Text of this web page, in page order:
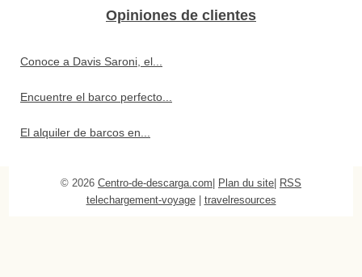
Opiniones de clientes
Conoce a Davis Saroni, el...
Encuentre el barco perfecto...
El alquiler de barcos en...
© 2026 Centro-de-descarga.com Plan du site RSS
telechargement-voyage| travelresources